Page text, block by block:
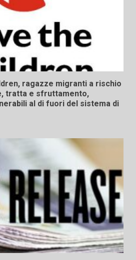
ragazze migranti a rischio
tratta e sfruttamento,
al di fuori del sistema di